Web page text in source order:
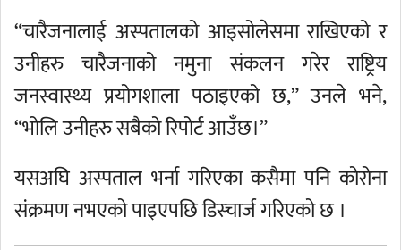
“चारैजनालाई अस्पतालको आइसोलेसमा राखिएको र
उनीहरु चारैजनाको नमुना संकलन गरेर राष्ट्रिय
जनस्वास्थ्य प्रयोगशाला पठाइएको छ,” उनले भने,
“भोलि उनीहरु सबैको रिपोर्ट आउँछ।”
यसअघि अस्पताल भर्ना गरिएका कसैमा पनि कोरोना
संक्रमण नभएको पाइएपछि डिस्चार्ज गरिएको छ ।